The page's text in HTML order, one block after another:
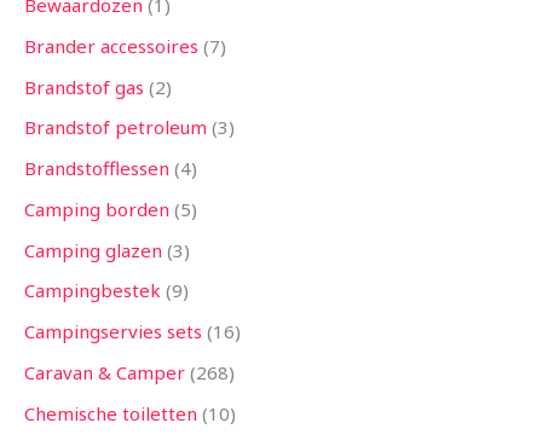
Bewaardozen 1
Brander accessoires 7
Brandstof gas 2
Brandstof petroleum 3
Brandstofflessen 4
Camping borden 5
Camping glazen 3
Campingbestek 9
Campingservies sets 16
Caravan & Camper 268
Chemische toiletten 10